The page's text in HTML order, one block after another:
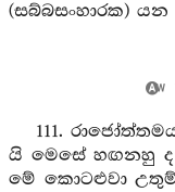
(සබ්බසංහාරක) යන
111.
යි මෙසේ හඟනහු ද
මේ කොටළුවා